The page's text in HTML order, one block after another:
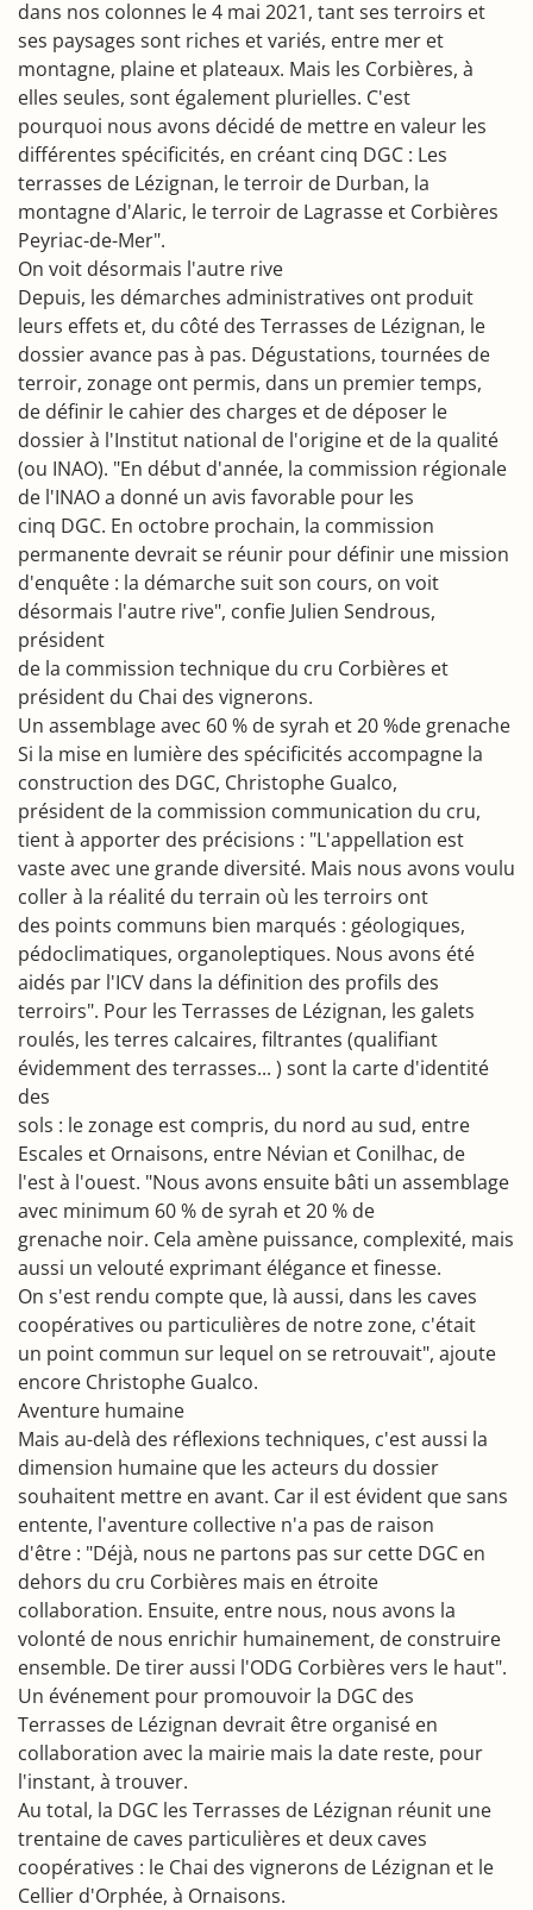
dans nos colonnes le 4 mai 2021, tant ses terroirs et
ses paysages sont riches et variés, entre mer et
montagne, plaine et plateaux. Mais les Corbières, à
elles seules, sont également plurielles. C'est
pourquoi nous avons décidé de mettre en valeur les
différentes spécificités, en créant cinq DGC : Les
terrasses de Lézignan, le terroir de Durban, la
montagne d'Alaric, le terroir de Lagrasse et Corbières
Peyriac-de-Mer".
On voit désormais l'autre rive
Depuis, les démarches administratives ont produit
leurs effets et, du côté des Terrasses de Lézignan, le
dossier avance pas à pas. Dégustations, tournées de
terroir, zonage ont permis, dans un premier temps,
de définir le cahier des charges et de déposer le
dossier à l'Institut national de l'origine et de la qualité
(ou INAO). "En début d'année, la commission régionale
de l'INAO a donné un avis favorable pour les
cinq DGC. En octobre prochain, la commission
permanente devrait se réunir pour définir une mission
d'enquête : la démarche suit son cours, on voit
désormais l'autre rive", confie Julien Sendrous,
président
de la commission technique du cru Corbières et
président du Chai des vignerons.
Un assemblage avec 60 % de syrah et 20 %de grenache
Si la mise en lumière des spécificités accompagne la
construction des DGC, Christophe Gualco,
président de la commission communication du cru,
tient à apporter des précisions : "L'appellation est
vaste avec une grande diversité. Mais nous avons voulu
coller à la réalité du terrain où les terroirs ont
des points communs bien marqués : géologiques,
pédoclimatiques, organoleptiques. Nous avons été
aidés par l'ICV dans la définition des profils des
terroirs". Pour les Terrasses de Lézignan, les galets
roulés, les terres calcaires, filtrantes (qualifiant
évidemment des terrasses... ) sont la carte d'identité
des
sols : le zonage est compris, du nord au sud, entre
Escales et Ornaisons, entre Névian et Conilhac, de
l'est à l'ouest. "Nous avons ensuite bâti un assemblage
avec minimum 60 % de syrah et 20 % de
grenache noir. Cela amène puissance, complexité, mais
aussi un velouté exprimant élégance et finesse.
On s'est rendu compte que, là aussi, dans les caves
coopératives ou particulières de notre zone, c'était
un point commun sur lequel on se retrouvait", ajoute
encore Christophe Gualco.
Aventure humaine
Mais au-delà des réflexions techniques, c'est aussi la
dimension humaine que les acteurs du dossier
souhaitent mettre en avant. Car il est évident que sans
entente, l'aventure collective n'a pas de raison
d'être : "Déjà, nous ne partons pas sur cette DGC en
dehors du cru Corbières mais en étroite
collaboration. Ensuite, entre nous, nous avons la
volonté de nous enrichir humainement, de construire
ensemble. De tirer aussi l'ODG Corbières vers le haut".
Un événement pour promouvoir la DGC des
Terrasses de Lézignan devrait être organisé en
collaboration avec la mairie mais la date reste, pour
l'instant, à trouver.
Au total, la DGC les Terrasses de Lézignan réunit une
trentaine de caves particulières et deux caves
coopératives : le Chai des vignerons de Lézignan et le
Cellier d'Orphée, à Ornaisons.